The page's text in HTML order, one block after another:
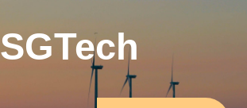
SGTech